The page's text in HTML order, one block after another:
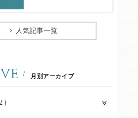
人気記事一覧
月別アーカイブ